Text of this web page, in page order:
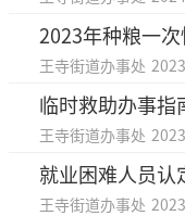
2023年种粮一
王寺街道办事处
临时救助办事指
王寺街道办事处
就业困难人员认
王寺街道办事处